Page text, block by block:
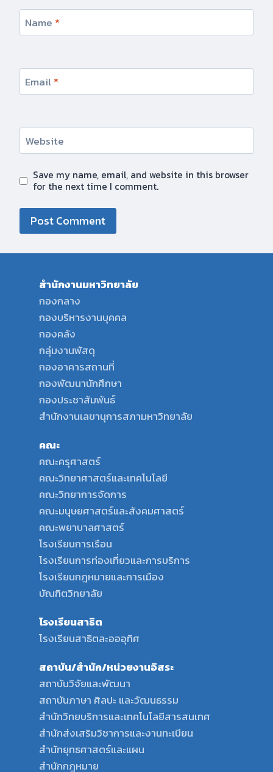
Name *
Email*
Website
Save my name, email, and website in this browser
for the next time I comment.
สำนักงานมหาวิทยาลัย
กองกลาง
กองบริหารงานบุคคล
กองคลัง
กลุ่มงานพัสดุ
กองอาคารสถานที่
กองพัฒนานักศึกษา
กองประชาสัมพันธ์
สำนักงานเลขานุการสภามหาวิทยาลัย
คณะ
คณะครุศาสตร์
คณะวิทยาศาสตร์และเทคโนโลยี
คณะวิทยาการจัดการ
คณะมนุษยศาสตร์และสังคมศาสตร์
คณะพยาบาลศาสตร์
โรงเรียนการเรือน
โรงเรียนการท่องเที่ยวและการบริการ
โรงเรียนกฎหมายและการเมือง
บัณฑิตวิทยาลัย
โรงเรียนสาธิต
โรงเรียนสาธิตละอออุทิศ
สถาบัน/สำนัก/หน่วยงานอิสระ
สถาบันวิจัยและพัฒนา
สถาบันภาษา ศิลปะ และวัฒนธรรม
สำนักวิทยบริการและเทคโนโลยีสารสนเทศ
สำนักส่งเสริมวิชาการและงานทะเบียน
สำนักยุทธศาสตร์และแผน
สำนักกฎหมาย